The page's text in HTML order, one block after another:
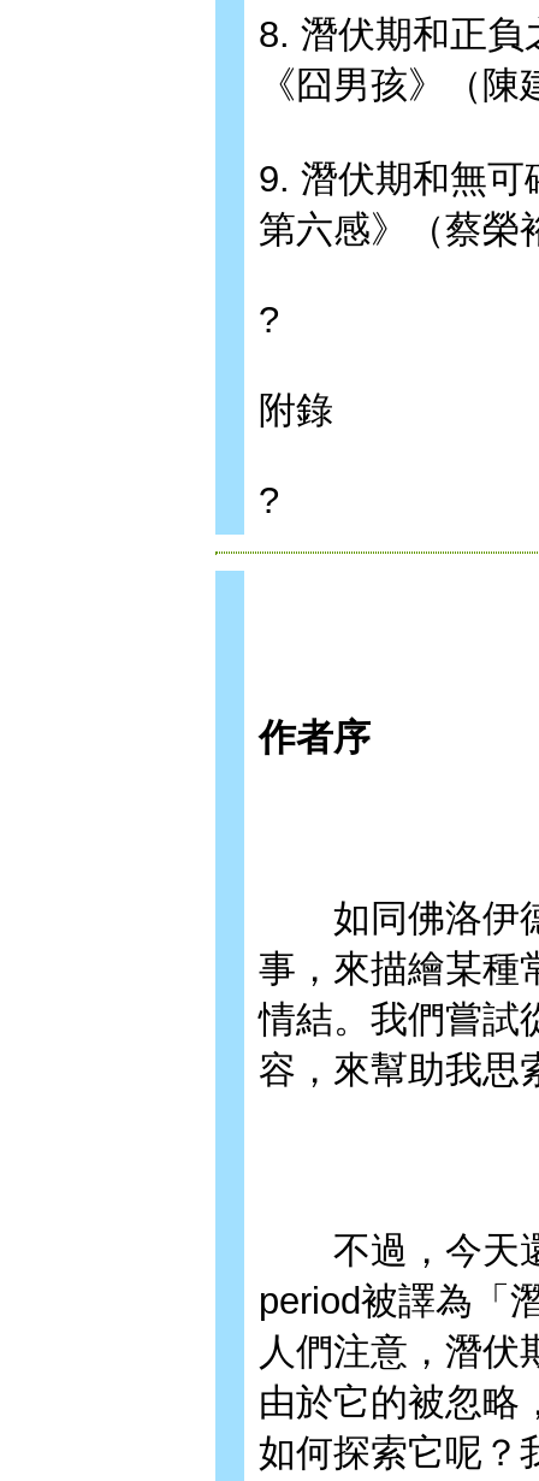
8. 潛伏期和正
《囧男孩》（
9. 潛伏期和無可
第六感》（蔡榮
?
附錄
?
作者序
如同佛洛伊德
事，來描繪某種
情結。我們嘗試
容，來幫助我思
不過，今天還
period被譯為「
人們注意，潛伏
由於它的被忽略
如何探索它呢？